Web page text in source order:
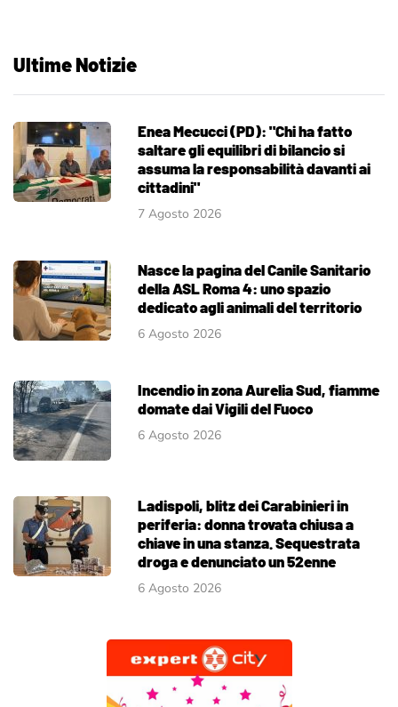
Ultime Notizie
Enea Mecucci (PD): "Chi ha fatto
saltare gli equilibri di bilancio si
assuma la responsabilità davanti ai
cittadini"
7 Agosto 2026
Nasce la pagina del Canile Sanitario
della ASL Roma 4: uno spazio
dedicato agli animali del territorio
6 Agosto 2026
Incendio in zona Aurelia Sud, fiamme
domate dai Vigili del Fuoco
6 Agosto 2026
Ladispoli, blitz dei Carabinieri in
periferia: donna trovata chiusa a
chiave in una stanza. Sequestrata
droga e denunciato un 52enne
6 Agosto 2026